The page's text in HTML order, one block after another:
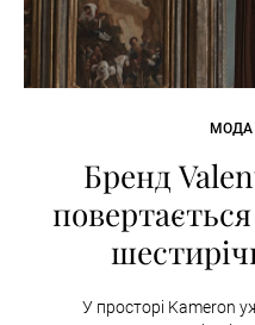
МОДА
Бренд
У просторі Kameron